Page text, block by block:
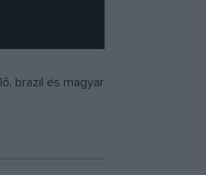
brazil és magyar